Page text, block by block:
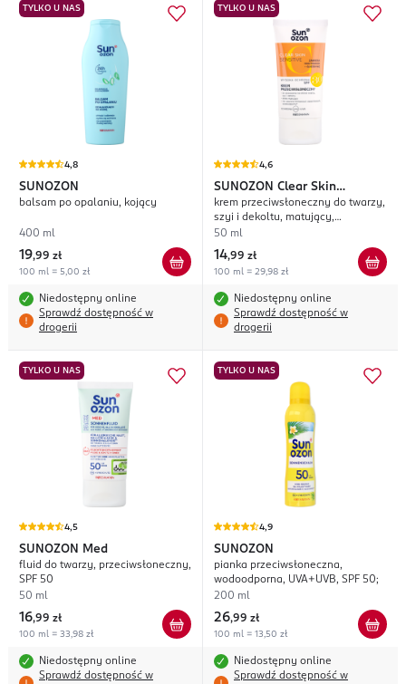
TYLKO U NAS
4,8
SUNOZON
balsam po opalaniu, kojący
400 ml
19,99 zł
100 ml = 5,00 zł
Niedostępny online
Sprawdź dostępność w
drogerii
TYLKO U NAS
4,6
SUNOZON Clear Skin
Sensitive
krem przeciwsłoneczny do twarzy,
szyi i dekoltu, matujący,
wodoodporny, UVA+UVB, SPF 30;
50 ml
14,99 zł
100 ml = 29,98 zł
Niedostępny online
Sprawdź dostępność w
drogerii
TYLKO U NAS
4,5
SUNOZON Med
fluid do twarzy, przeciwsłoneczny,
SPF 50
50 ml
16,99 zł
100 ml = 33,98 zł
Niedostępny online
Sprawdź dostępność w
TYLKO U NAS
4,9
SUNOZON
pianka przeciwsłoneczna,
wodoodporna, UVA+UVB, SPF 50;
200 ml
26,99 zł
100 ml = 13,50 zł
Niedostępny online
Sprawdź dostępność w